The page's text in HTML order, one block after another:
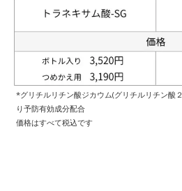
*グリチルリチン酸ジカウム(グリチルリチン酸
り予防有効成分配合
価格はすべて税込です